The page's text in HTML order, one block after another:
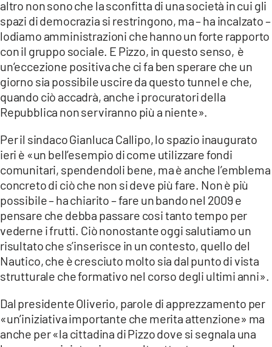
altro non sono che la sconfitta di una società in cui gli
spazi di democrazia si restringono, ma – ha incalzato –
lodiamo amministrazioni che hanno un forte rapporto
con il gruppo sociale. E Pizzo, in questo senso, è
un’eccezione positiva che ci fa ben sperare che un
giorno sia possibile uscire da questo tunnel e che,
quando ciò accadrà, anche i procuratori della
Repubblica non serviranno più a niente».
Per il sindaco Gianluca Callipo, lo spazio inaugurato
ieri è «un bell’esempio di come utilizzare fondi
comunitari, spendendoli bene, ma è anche l’emblema
concreto di ciò che non si deve più fare. Non è più
possibile – ha chiarito – fare un bando nel 2009 e
pensare che debba passare cosi tanto tempo per
vederne i frutti. Ciò nonostante oggi salutiamo un
risultato che s’inserisce in un contesto, quello del
Nautico, che è cresciuto molto sia dal punto di vista
strutturale che formativo nel corso degli ultimi anni».
Dal presidente Oliverio, parole di apprezzamento per
«un’iniziativa importante che merita attenzione» ma
anche per «la cittadina di Pizzo dove si segnala una